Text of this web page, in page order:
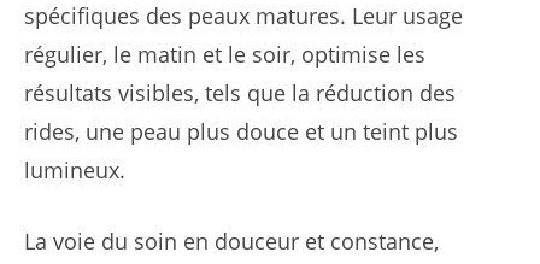
spécifiques des peaux matures. Leur usage
régulier, le matin et le soir, optimise les
résultats visibles, tels que la réduction des
rides, une peau plus douce et un teint plus
lumineux.
La voie du soin en douceur et constance,